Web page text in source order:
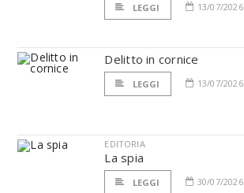
LEGGI 13/07/2026
Delitto in cornice
LEGGI 13/07/2026
EDITORIA
La spia
LEGGI 30/07/2026